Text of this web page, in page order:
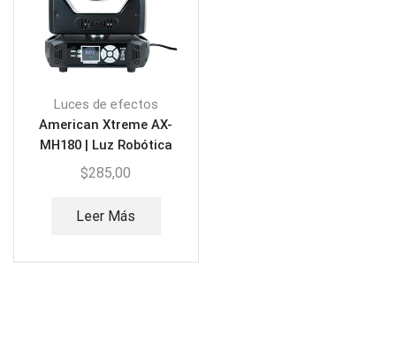
Luces de efectos
American Xtreme AX-
MH180 | Luz Robótica
Spot 100W
$285,00
Leer Más